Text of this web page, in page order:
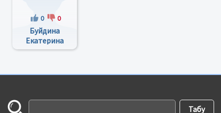
0 0
Буйдина
Екатерина
Андреевна